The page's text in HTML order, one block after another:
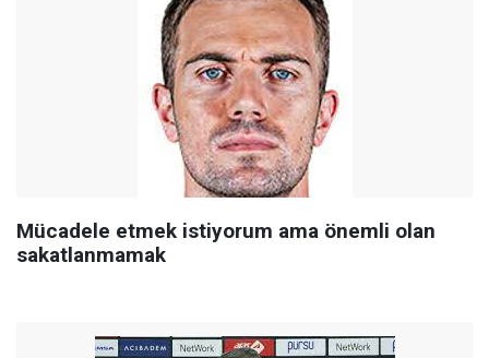
Mücadele etmek istiyorum ama önemli olan
sakatlanmamak